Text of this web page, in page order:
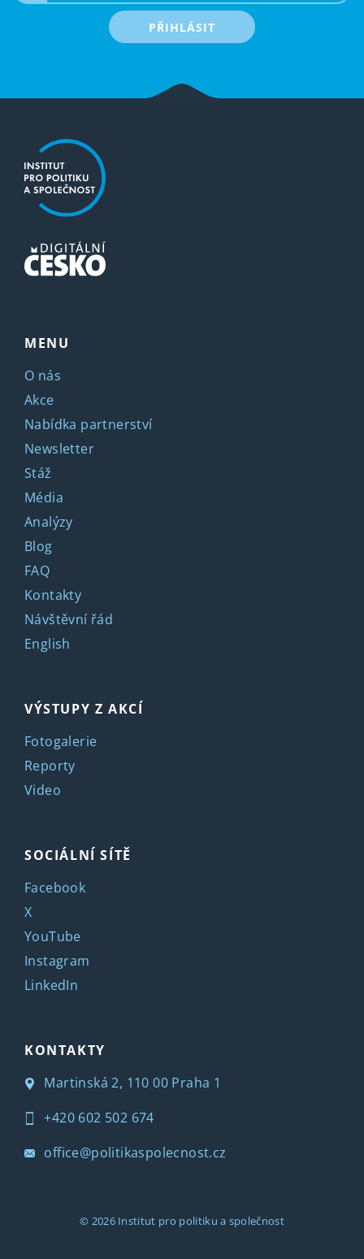
PŘIHLÁSIT
MENU
O nás
Akce
Nabídka partnerství
Newsletter
Stáž
Média
Analýzy
Blog
FAQ
Kontakty
Návštěvní řád
English
VÝSTUPY Z AKCÍ
Fotogalerie
Reporty
Video
SOCIÁLNÍ SÍTĚ
Facebook
X
YouTube
Instagram
LinkedIn
KONTAKTY
Martinská 2, 110 00 Praha 1
+420 602 502 674
office@politikaspolecnost.cz
© 2026 Institut pro politiku a společnost